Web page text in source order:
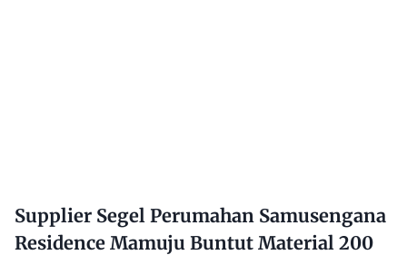
Supplier Segel Perumahan Samusengana
Residence Mamuju Buntut Material 200